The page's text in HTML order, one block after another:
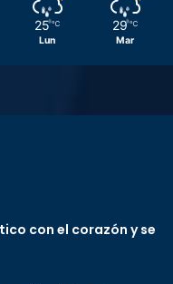
25 ℃
Lun
29 ℃
Mar
con el corazón y se